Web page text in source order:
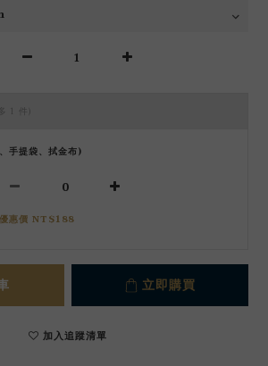
1 件)
手提袋、拭金布)
優惠價 NT$188
立即購買
加入追蹤清單